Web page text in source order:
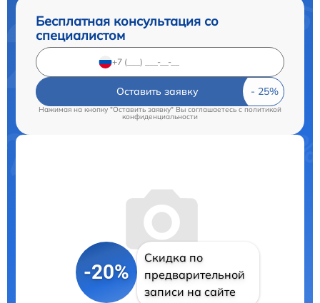
Бесплатная консультация со
специалистом
Оставить заявку
Нажимая на кнопку "Оставить заявку" Вы соглашаетесь cполитикой
конфиденциальности
-20%
Скидка по
предварительной
записи на сайте